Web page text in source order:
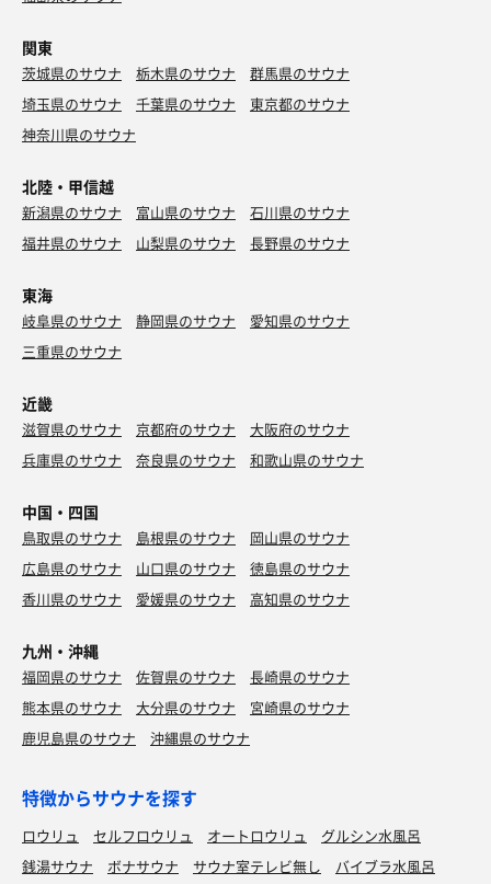
関東
茨城県のサウナ 栃木県のサウナ
群馬県のサウナ
埼玉県のサウナ
千葉県のサウナ
東京都のサウナ
神奈川県のサウナ
北陸・甲信越
新潟県のサウナ 富山県のサウナ
石川県のサウナ
福井県のサウナ
山梨県のサウナ 長野県のサウナ
東海
岐阜県のサウナ 静岡県のサウナ
愛知県のサウナ
三重県のサウナ
近畿
滋賀県のサウナ 京都府のサウナ
大阪府のサウナ
兵庫県のサウナ
奈良県のサウナ 和歌山県のサウナ
中国・四国
鳥取県のサウナ 島根県のサウナ
岡山県のサウナ
広島県のサウナ
山口県のサウナ
徳島県のサウナ
香川県のサウナ
愛媛県のサウナ 高知県のサウナ
九州・沖縄
福岡県のサウナ 佐賀県のサウナ
長崎県のサウナ
熊本県のサウナ
大分県のサウナ
宮崎県のサウナ
鹿児島県のサウナ
沖縄県のサウナ
特徴からサウナを探す
ロウリュ セルフロウリュ オートロウリュ
グルシン水風呂
銭湯サウナ
ボナサウナ サウナ室テレビ無し
バイブラ水風呂